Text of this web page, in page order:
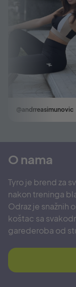
@andrreasimunovic
O nama
Tyro je brend za
nakon treninga
Odraz je snažnih
koštac sa
garederoba od